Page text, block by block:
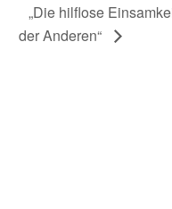
„Die hilflose
der Anderen“